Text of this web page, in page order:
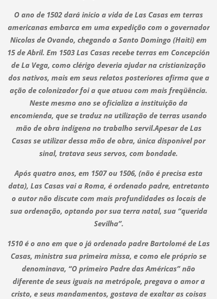
O ano de 1502 dará inicio a vida de Las Casas em terras
americanas embarca em uma expedição com o governador
Nicolas de Ovando, chegando a Santo Domingo (Haiti) em
15 de Abril. Em 1503 Las Casas recebe terras em Concepción
de La Vega, como clérigo deveria ajudar na cristianização
dos nativos, mais em seus relatos posteriores afirma que a
ação de colonizador foi a que atuou com mais freqüência.
Neste mesmo ano se oficializa a instituição da
encomienda, que se traduz na utilização de terras usando
mão de obra indígena no trabalho servil.Apesar de Las
Casas se utilizar dessa mão de obra, única disponível por
sinal, tratava seus servos, com bondade.
Após quatro anos, em 1507 ou 1506, (não é precisa esta
data), Las Casas vai a Roma, é ordenado padre, entretanto
o autor não discute com mais profundidades os locais de
sua ordenação, optando por sua terra natal, sua “querida
Sevilha”.
1510 é o ano em que o já ordenado padre Bartolomé de Las
Casas, ministra sua primeira missa, e como ele próprio se
denominava, “O primeiro Padre das Américas” não
diferente de seus iguais na metrópole, pregava o amor a
cristo, e seus mandamentos, gostava de exaltar as coisas